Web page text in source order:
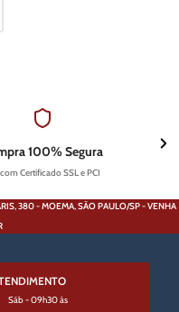
100% Segura
Certificado SSL e PCI
380 - MOEMA, SÃO PAULO/SP - VENHA
Sáb - 09h30 às